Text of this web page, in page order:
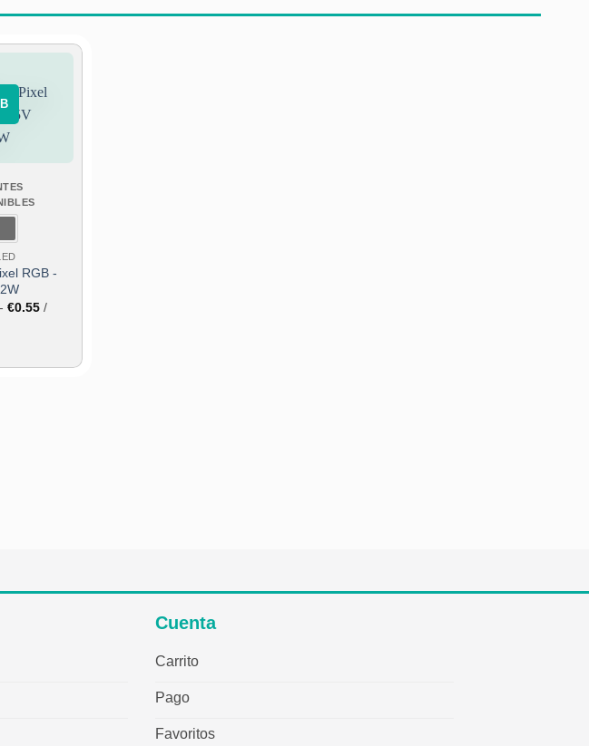
RGB -
- €0.55Rango
hasta
/
Cuenta
Carrito
Pago
Favoritos